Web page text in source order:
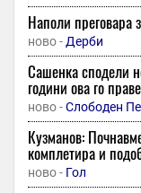
Наполи преговара
ново - Дерби
Сашенка сподели
години ова го
ново -Слободен
Кузманов:
комплетира и
ново - Гол